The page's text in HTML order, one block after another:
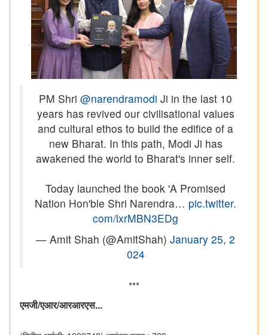
PM Shri @narendramodi Ji in the last 10
years has revived our civilisational values
and cultural ethos to build the edifice of a
new Bharat. In this path, Modi Ji has
awakened the world to Bharat's inner self.
Today launched the book 'A Promised
Nation Hon'ble Shri Narendra… pic.twitter.
com/lxrMBN3EDg
— Amit Shah (@AmitShah) January 25, 2
024
***
एमजी/एआर/आरआरएस...